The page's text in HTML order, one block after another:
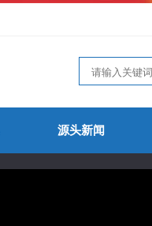
源头新闻